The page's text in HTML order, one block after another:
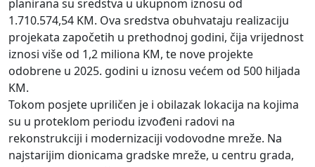
planirana su sredstva u ukupnom iznosu od
1.710.574,54 KM. Ova sredstva obuhvataju realizaciju
projekata započetih u prethodnoj godini, čija vrijednost
iznosi više od 1,2 miliona KM, te nove projekte
odobrene u 2025. godini u iznosu većem od 500 hiljada
KM.
Tokom posjete upriličen je i obilazak lokacija na kojima
su u proteklom periodu izvođeni radovi na
rekonstrukciji i modernizaciji vodovodne mreže. Na
najstarijim dionicama gradske mreže, u centru grada,